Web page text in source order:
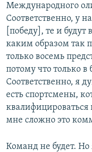
Международного
Соответственно, у
[победу], те и будут
каким образом так
только восемь
потому что только
Соответственно, я
есть спортсмены,
квалифицироваться
мне сложно это
Команд не будет.